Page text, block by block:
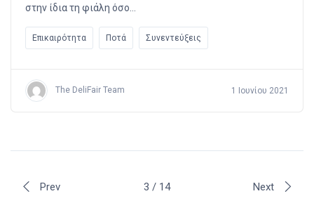
στην ίδια τη φιάλη όσο…
Επικαιρότητα Ποτά Συνεντεύξεις
The DeliFair Team 1 Ιουνίου 2021
Prev 3 / 14 Next